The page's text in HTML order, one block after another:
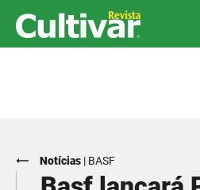
Notícias | BASF